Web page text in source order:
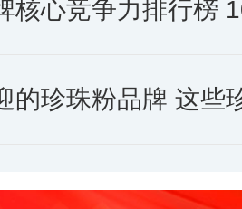
心竞争力排行榜 10个
的珍珠粉品牌 这些